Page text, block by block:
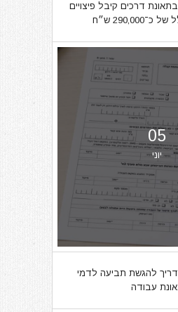
דרכים קיבל פיצויים
ש״ח
05
יוני
211 – מדריך להגשת תביעה לדמי
עבודה